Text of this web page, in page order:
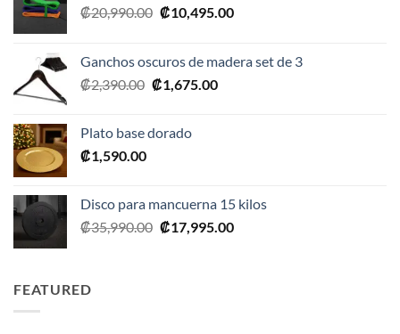
₡20,990.00 El
era:
₡20,990.00.
₡10,495.00El
es:
Ganchos oscuros de madera set de 3
₡2,390.00 El
era:
₡1,675.00El
Plato base dorado
₡1,590.00
Disco para mancuerna 15 kilos
₡35,990.00 El
₡17,995.00El
FEATURED